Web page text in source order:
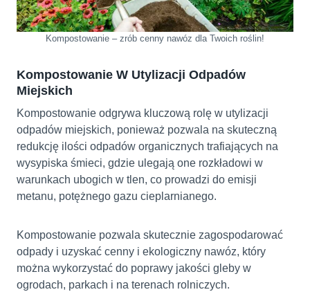
Kompostowanie – zrób cenny nawóz dla Twoich roślin!
Kompostowanie W Utylizacji Odpadów
Miejskich
Kompostowanie odgrywa kluczową rolę w utylizacji
odpadów miejskich, ponieważ pozwala na skuteczną
redukcję ilości odpadów organicznych trafiających na
wysypiska śmieci, gdzie ulegają one rozkładowi w
warunkach ubogich w tlen, co prowadzi do emisji
metanu, potężnego gazu cieplarnianego.
Kompostowanie pozwala skutecznie zagospodarować
odpady i uzyskać cenny i ekologiczny nawóz, który
można wykorzystać do poprawy jakości gleby w
ogrodach, parkach i na terenach rolniczych.